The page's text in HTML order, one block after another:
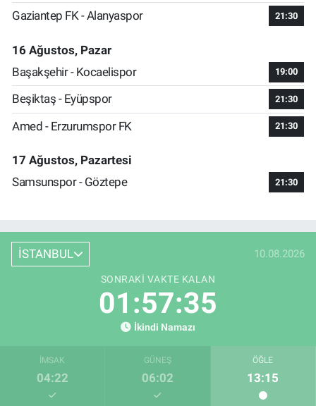
Gaziantep FK - Alanyaspor 21:30
16 Ağustos, Pazar
Başakşehir - Kocaelispor
19:00
Beşiktaş - Eyüpspor 21:30
Amed - Erzurumspor FK 21:30
17 Ağustos, Pazartesi
Samsunspor - Göztepe
21:30
İSTANBUL 10.08.2026
SONRAKI VAKTE KALAN
01:57:34
İkindi Namazı
İMSAK
04:22
GÜNEŞ
06:02
ÖĞLE
13:15